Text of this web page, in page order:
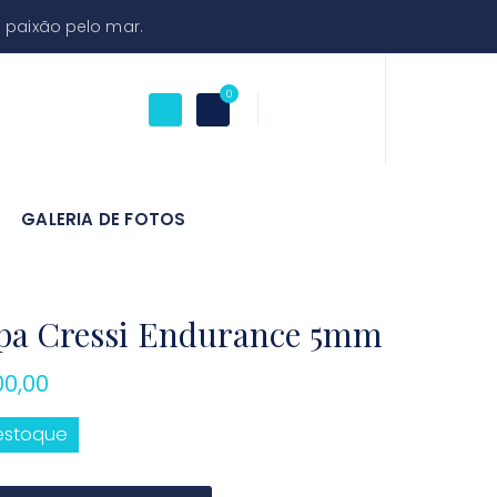
pelo mar.
0
GALERIA DE FOTOS
Cressi Endurance 5mm